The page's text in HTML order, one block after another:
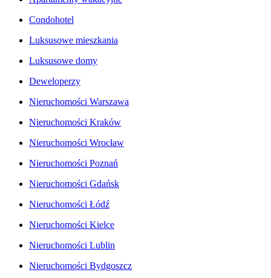
Condohotel
Luksusowe mieszkania
Luksusowe domy
Deweloperzy
Nieruchomości Warszawa
Nieruchomości Kraków
Nieruchomości Wrocław
Nieruchomości Poznań
Nieruchomości Gdańsk
Nieruchomości Łódź
Nieruchomości Kielce
Nieruchomości Lublin
Nieruchomości Bydgoszcz